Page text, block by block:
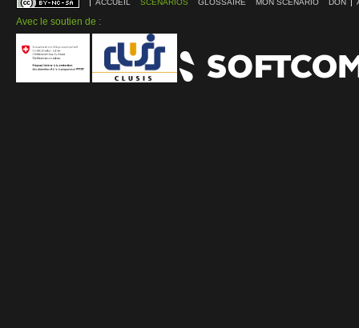
ACCUEIL SCÉNARIOS GLOSSAIRE MON SCÉNARIO DON
Avec le soutien de :